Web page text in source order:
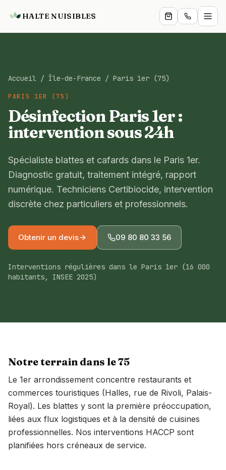
HALTE NUISIBLES
Professionnels
Services
Boutique
Zones
Blog
Expertise
À propos
Devis gratuit
Accueil / Île-de-France / Paris 1er (75)
PARIS 1ER (75)
Désinfection Paris 1er :
intervention sous 24h
Spécialiste blattes et cafards dans le Paris 1er.
Diagnostic gratuit, traitement intégré, rapport
numérique. Techniciens Certibiocide, intervention
discrète chez particuliers et professionnels.
Obtenir un devis 09 80 80 33 56
Interventions régulières dans le Paris 1er (16 000
habitants, INSEE 2025)
Notre terrain dans le75
Le 1er arrondissement concentre restaurants et
commerces touristiques (Halles, rue de Rivoli, Palais-
Royal). Les blattes y sont la première préoccupation,
liées aux flux logistiques et à la densité de cuisines
professionnelles. Nos interventions HACCP sont
planifiées hors créneaux de service.